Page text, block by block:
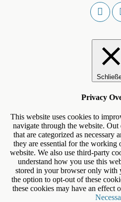
Privacy
This website uses cookies to
navigate through the website.
that are categorized as necessary
they are essential for the
website. We also use third-party
understand how you use this
stored in your browser only with
the option to opt-out of these
these cookies may have an effect